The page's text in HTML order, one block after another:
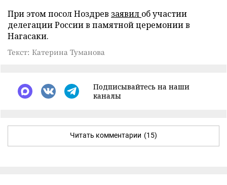
При этом посол Ноздрев заявил об участии
делегации России в памятной церемонии в
Нагасаки.
Текст: Катерина Туманова
Подписывайтесь на наши
каналы
Читать комментарии (15)